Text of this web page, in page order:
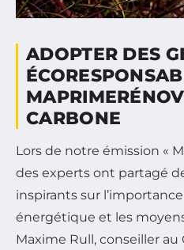
ADOPTER DES
CARBONE
Lors de notre émission «
des experts ont partagé
inspirants sur
énergétique et les
Maxime Rull, conseiller au